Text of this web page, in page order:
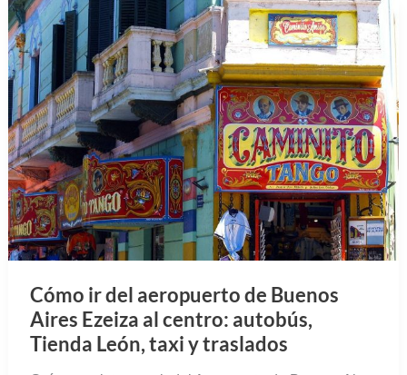
Cómo ir del aeropuerto de Buenos
Aires Ezeiza al centro: autobús,
Tienda León, taxi y traslados